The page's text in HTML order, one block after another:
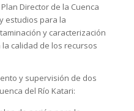
Director de la Cuenca
estudios para la
y caracterización
calidad de los recursos
y supervisión de dos
del Río Katari: